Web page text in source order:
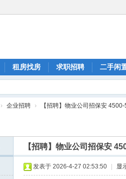
租房找房 求职招聘 二手闲
› 企业招聘 › 【招聘】物业公司招保安
【招聘】物业公司招保安
发表于 2026-4-27 02:53:50 显